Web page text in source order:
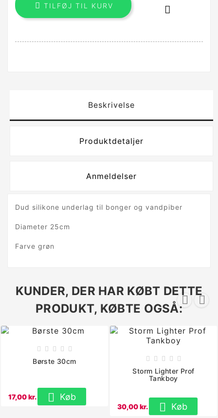
 TILFØJ TIL KURV 
Beskrivelse
Produktdetaljer
Anmeldelser
Dud silikone underlag til bonger og vandpiber
Diameter 25cm
Farve grøn
KUNDER, DER HAR KØBT DETTE
PRODUKT, KØBTE OGSÅ:
 
    
Børste 30cm
17,00 kr.  Køb
    
Storm Lighter Prof
Tankboy
30,00 kr.  Køb